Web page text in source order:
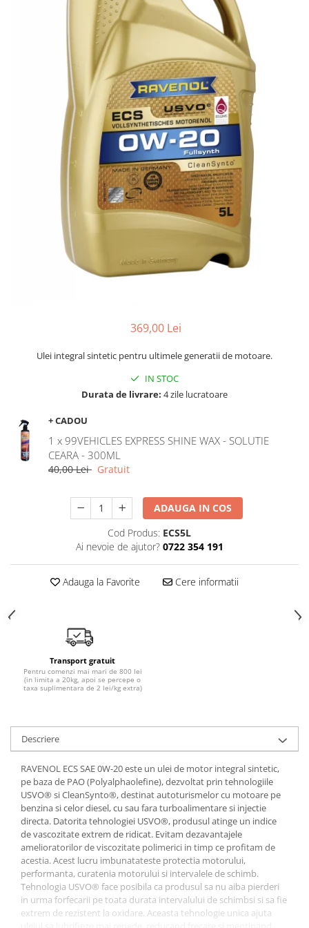
369,00 Lei
Ulei integral sintetic pentru ultimele generatii de motoare.
IN STOC
Durata de livrare: 4 zile lucratoare
+ CADOU
1 x 99VEHICLES EXPRESS SHINE WAX - SOLUTIE
CEARA - 300ML
40,00 Lei Gratuit
ADAUGA IN COS
Cod Produs: ECS5L
Ai nevoie de ajutor? 0722 354 191
Adauga la Favorite Cere informatii
Transport gratuit
Pentru comenzi mai mari de 800 lei
(in limita a 20kg, apoi se percepe o
taxa suplimentara de 2 lei/kg extra)
Descriere
RAVENOL ECS SAE 0W-20 este un ulei de motor integral sintetic,
pe baza de PAO (Polyalphaolefine), dezvoltat prin tehnologiile
USVO® si CleanSynto®, destinat autoturismelor cu motoare pe
benzina si celor diesel, cu sau fara turboalimentare si injectie
directa. Datorita tehnologiei USVO®, produsul atinge un indice
de vascozitate extrem de ridicat. Evitam dezavantajele
amelioratorilor de viscozitate polimerici in timp ce profitam de
acestia. Acest lucru imbunatateste protectia motorului,
performanta, curatenia motorului si intervalele de schimb.
Tehnologia USVO® face posibila ca produsul sa nu aiba pierderi
in urma forfecarii pe toata durata intervalului de schimbsi si sa fie
extrem de rezistent la oxidare. Aceasta tehnologie unica ajuta